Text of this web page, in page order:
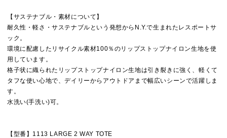
【サステナブル・素材について】
耐久性・軽さ・サステナブルという発想からN.Y.で生まれたレスポートサ
ック。
環境に配慮したリサイクル素材100％のリップストップナイロン生地を使
用しています。
格子状に織られたリップストップナイロン生地は引き裂きに強く、軽くて
タフな使い心地で、デイリーからアウトドアまで幅広いシーンで活躍しま
す。
水洗い(手洗い)可。
【型番】1113 LARGE 2 WAY TOTE